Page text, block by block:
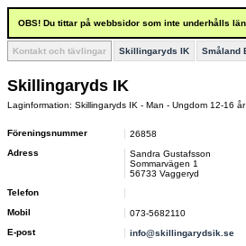
OBS! Du tittar på webbsidor som inte underhålls
Kontakt och tävlingar Skillingaryds IK Småland
Skillingaryds IK
Laginformation: Skillingaryds IK - Man - Ungdom 12-16 år
Föreningsnummer
26858
Adress
Sandra Gustafsson
Sommarvägen 1
56733 Vaggeryd
Telefon
Mobil
073-5682110
E-post
info@skillingarydsik.se